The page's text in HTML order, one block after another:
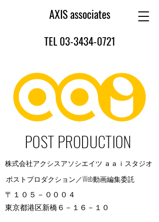
AXIS associates
TEL 03-3434-0721
POST PRODUCTION
株式会社アクシスアソシエイツ ａａｉスタジオ
ポストプロダクション／Web動画編集委託
〒１０５－０００４
東京都港区新橋６－１６－１０